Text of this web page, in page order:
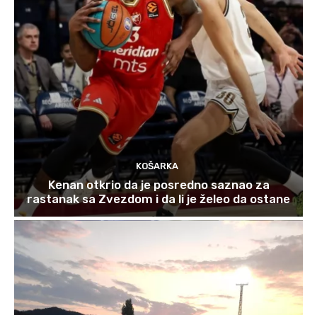
KOŠARKA
Kenan otkrio da je posredno saznao za
rastanak sa Zvezdom i da li je želeo da ostane